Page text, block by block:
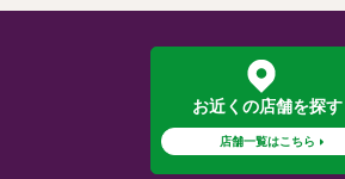
お近くの店舗を探す
店舗一覧はこちら